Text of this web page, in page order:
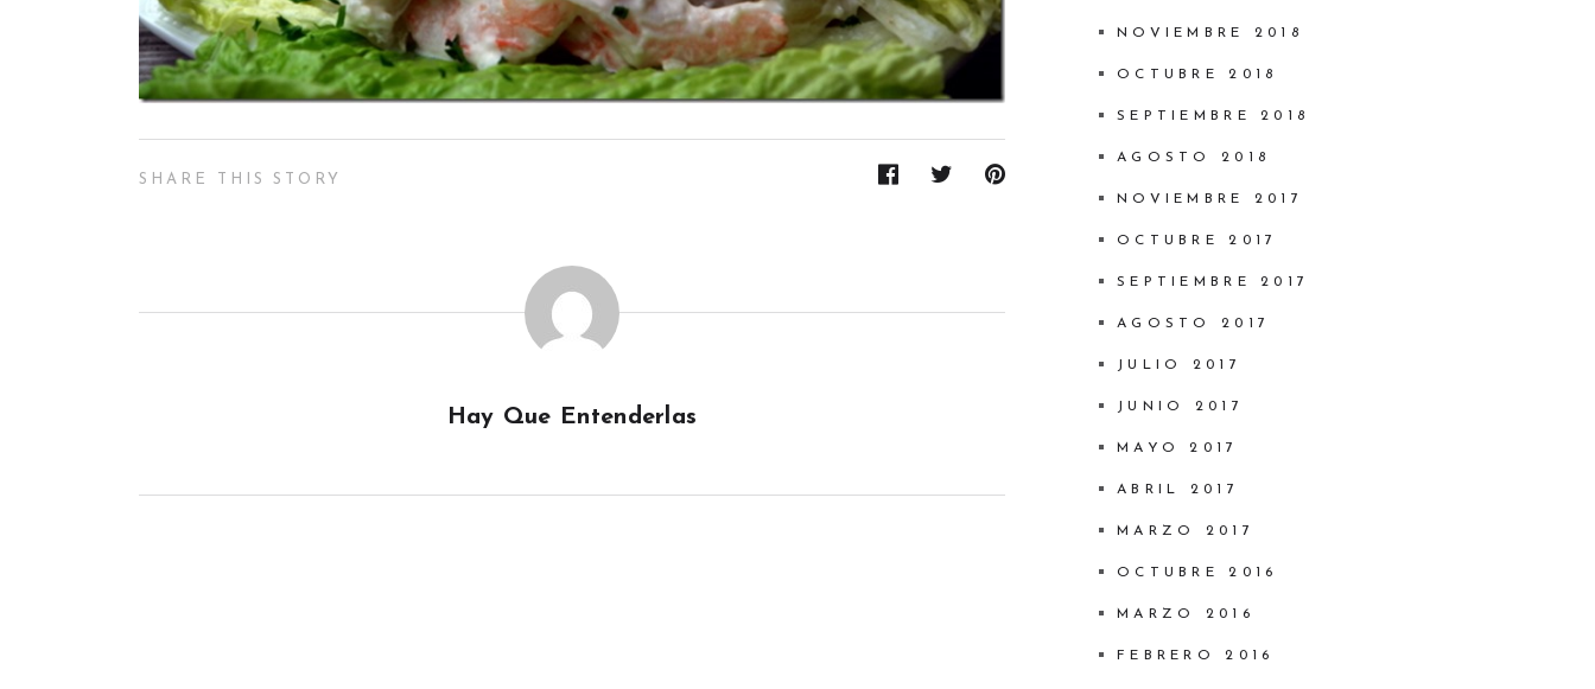
SHARE THIS STORY
Hay Que Entenderlas
NOVIEMBRE 2018
OCTUBRE 2018
SEPTIEMBRE 2018
AGOSTO 2018
NOVIEMBRE 2017
OCTUBRE 2017
SEPTIEMBRE 2017
AGOSTO 2017
JULIO 2017
JUNIO 2017
MAYO 2017
ABRIL 2017
MARZO 2017
OCTUBRE 2016
MARZO 2016
FEBRERO 2016